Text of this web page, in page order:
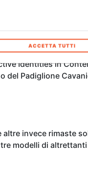
dire che
Identities in
del Padiglione
invece rimaste
tre modelli di
ACCETTA TUTTI